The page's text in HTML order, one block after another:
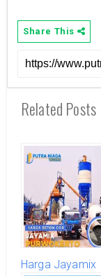
Share This
Related Posts
Harga Jayamix